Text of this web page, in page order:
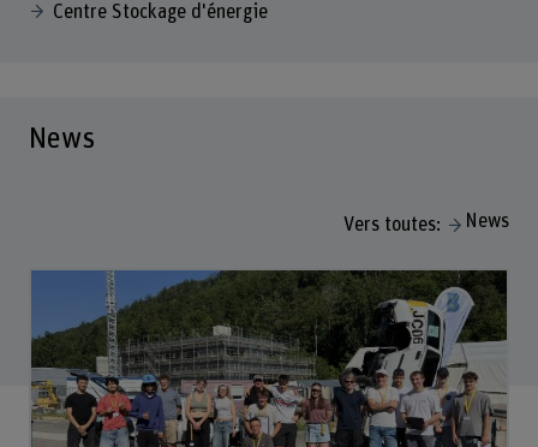
Centre Stockage d'énergie
News
Vers toutes: News